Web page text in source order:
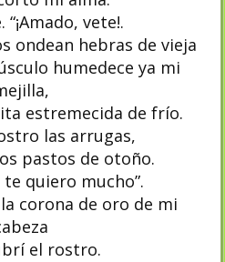
“¡Amado, vete!.
ondean hebras de vieja
humedece ya mi
estremecida de frío.
las arrugas,
pastos de otoño.
quiero mucho”.
corona de oro de mi
el rostro.